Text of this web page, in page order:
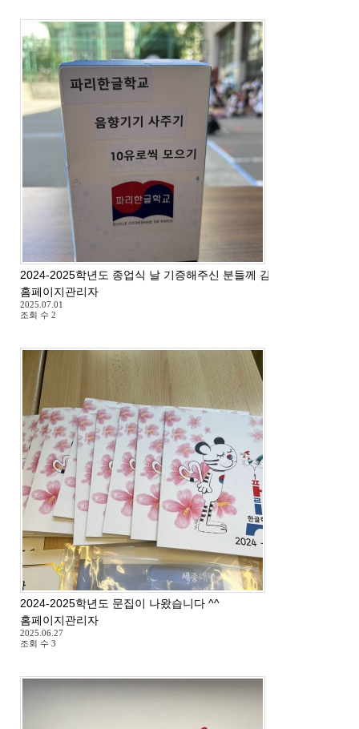
2024-2025학년도 종업식 날 기증해주신 분들께 감사드립니다.
홈페이지관리자
2025.07.01
조회 수 2
2024-2025학년도 문집이 나왔습니다 ^^
홈페이지관리자
2025.06.27
조회 수 3